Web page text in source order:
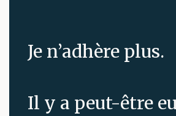
Je n’adhère plus.
Il y a peut-être